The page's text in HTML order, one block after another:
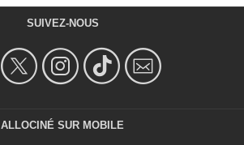
SUIVEZ-NOUS
ALLOCINÉ SUR MOBILE